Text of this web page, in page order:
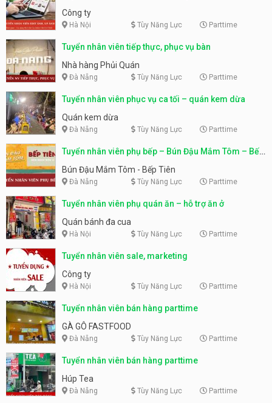
Công ty
Hà Nội Tùy Năng Lực Parttime
Tuyển nhân viên tiếp thực, phục vụ bàn
Nhà hàng Phủi Quán
Đà Nẵng Tùy Năng Lực Parttime
Tuyển nhân viên phục vụ ca tối – quán kem dừa
Quán kem dừa
Đà Nẵng Tùy Năng Lực Parttime
Tuyển nhân viên phụ bếp – Bún Đậu Mắm Tôm – Bếp
Tiên
Bún Đậu Mắm Tôm - Bếp Tiên
Đà Nẵng Tùy Năng Lực Parttime
Tuyển nhân viên phụ quán ăn – hỗ trợ ăn ở
Quán bánh đa cua
Hà Nội Tùy Năng Lực Parttime
Tuyển nhân viên sale, marketing
Công ty
Hà Nội Tùy Năng Lực Parttime
Tuyển nhân viên bán hàng parttime
GÀ GÔ FASTFOOD
Đà Nẵng Tùy Năng Lực Parttime
Tuyển nhân viên bán hàng parttime
Húp Tea
Đà Nẵng Tùy Năng Lực Parttime